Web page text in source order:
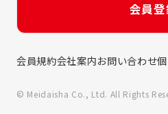
会員
会員規約会社案内お問い合わせ
© Meidaisha Co., Ltd. All Rights